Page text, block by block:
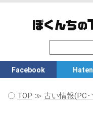
Facebook
〇 TOP ≫ 古い情報(PC